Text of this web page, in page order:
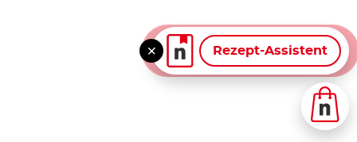
Rezept-Assistent